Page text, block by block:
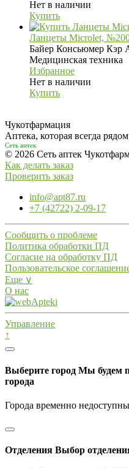
Нет в наличии
Купить
Ланцеты Microlet,
Байер Консьюмер Кэр
Медицинская техника
Избранное
Нет в наличии
Купить
Чукотфармация
Аптека, которая всегда рядом
Сеть аптек
© 2026 Сеть аптек
Как делать заказ
Проверить заказ
info@apt87.ru
+7 (42722) 2-09-17
Сообщить о проблеме
Политика обработки ПД
Согласие на обработку ПД
Пользовательское
Еще ∨
О нас
Управление
↑
Выберите город Мы будем
города
Города временно
Отделения Выбор